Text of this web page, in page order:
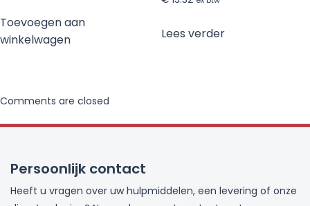
Toevoegen aan
winkelwagen
Lees verder
Comments are closed
Persoonlijk contact
Heeft u vragen over uw hulpmiddelen, een levering of onze